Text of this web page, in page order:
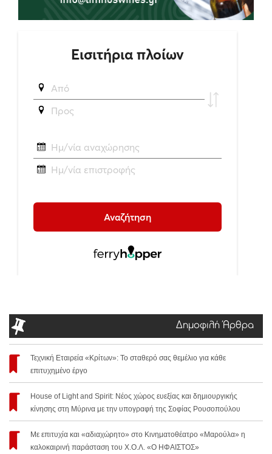
Δημοφιλή Άρθρα
Τεχνική Εταιρεία «Κρίτων»: Το σταθερό σας θεμέλιο για κάθε
επιτυχημένο έργο
House of Light and Spirit: Νέος χώρος ευεξίας και δημιουργικής
κίνησης στη Μύρινα με την υπογραφή της Σοφίας Ρουσοπούλου
Με επιτυχία και «αδιαχώρητο» στο Κινηματοθέατρο «Μαρούλα» η
καλοκαιρινή παράσταση του Χ.Ο.Λ. «Ο ΗΦΑΙΣΤΟΣ»